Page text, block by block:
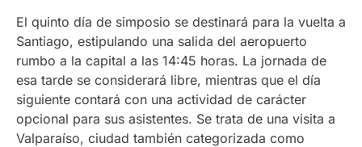
El quinto día de simposio se destinará para la vuelta a
Santiago, estipulando una salida del aeropuerto
rumbo a la capital a las 14:45 horas. La jornada de
esa tarde se considerará libre, mientras que el día
siguiente contará con una actividad de carácter
opcional para sus asistentes. Se trata de una visita a
Valparaíso, ciudad también categorizada como